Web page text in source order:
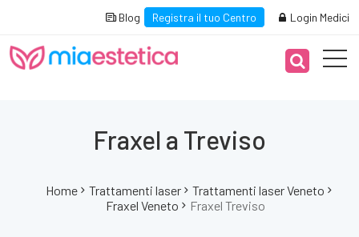
Blog Registra il tuo Centro Login Medici
Fraxel a Treviso
Home Trattamenti laser
Trattamenti laser Veneto
Fraxel Veneto
Fraxel Treviso